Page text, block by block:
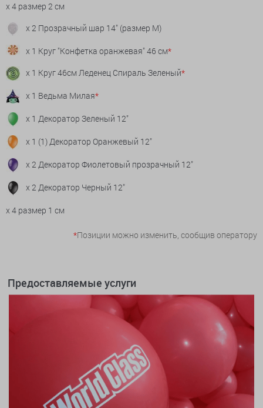
x 4 размер 2 см
x 2 Прозрачный шар 14" (размер М)
x 1 Круг "Конфетка оранжевая" 46 см*
x 1 Круг 46см Леденец Спираль Зеленый*
x 1 Ведьма Милая*
x 1 Декоратор Зеленый 12"
x 1 (1) Декоратор Оранжевый 12"
x 2 Декоратор Фиолетовый прозрачный 12"
x 2 Декоратор Черный 12"
x 4 размер 1 см
*Позиции можно изменить, сообщив оператору
Предоставляемые услуги